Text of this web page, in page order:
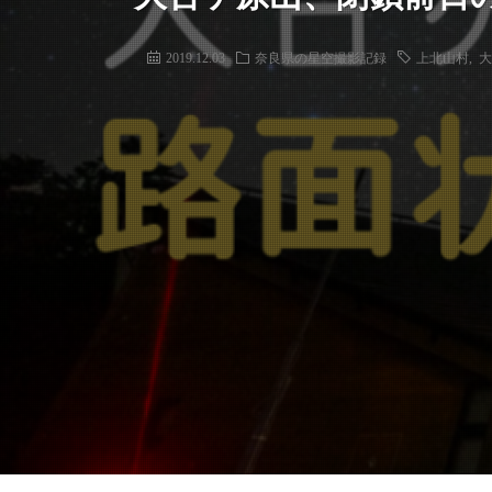
2019.12.03 奈良県の星空撮影記録 上北山村